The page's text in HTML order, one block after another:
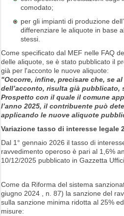
comodato;
per gli impianti di produzione
differenziare le aliquote in base
stessi.
Come specificato dal MEF nelle FAQ
delle aliquote, se è stato pubblicato il
già per l'acconto le nuove aliquote:
"Occorre, infine, precisare che, se
dell’acconto, risulta già
Prospetto con il quale il comune
l’anno 2025, il contribuente può
applicando le nuove aliquote
Variazione tasso di interesse legale
Dal 1° gennaio 2026 il tasso di
ravvedimento operoso è pari al 1,6%
10/12/2025 pubblicato in Gazzetta
Come da Riforma del sistema
giugno 2024 , n. 87) la sanzione del
sulla sanzione minima ridotta al 25%
misure: